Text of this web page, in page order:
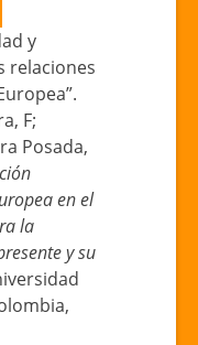
y
relaciones
F;
Posada,
en el
la
y su